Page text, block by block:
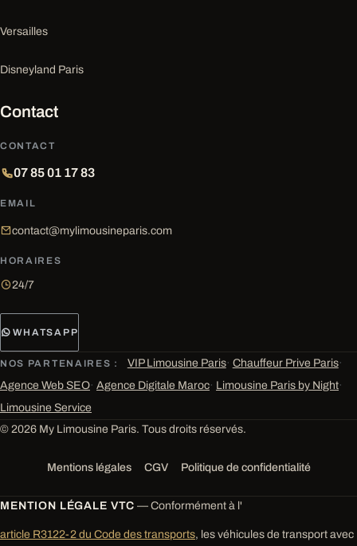
Versailles
Disneyland Paris
Contact
CONTACT
07 85 01 17 83
EMAIL
contact@mylimousineparis.com
HORAIRES
24/7
WHATSAPP
NOS PARTENAIRES : VIP Limousine Paris· Chauffeur Prive Paris·
Agence Web SEO· Agence Digitale Maroc· Limousine Paris by Night·
Limousine Service
© 2026 My Limousine Paris. Tous droits réservés.
Mentions légales CGV Politique de confidentialité
MENTION LÉGALE VTC — Conformément à l'
article R3122-2 du Code des transports, les véhicules de transport avec